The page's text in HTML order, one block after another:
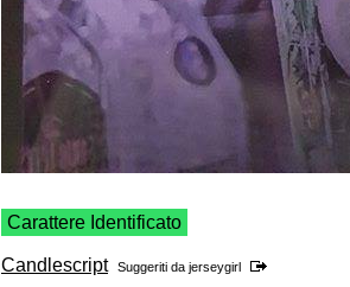
Carattere Identificato
Candlescript Suggeriti da jerseygirl